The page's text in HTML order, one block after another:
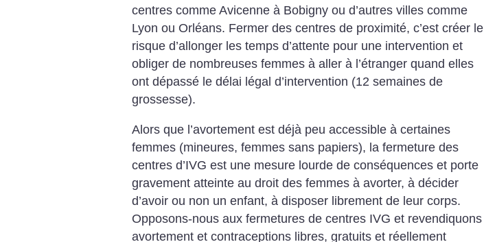
centres comme Avicenne à Bobigny ou d’autres villes comme
Lyon ou Orléans. Fermer des centres de proximité, c’est créer le
risque d’allonger les temps d’attente pour une intervention et
obliger de nombreuses femmes à aller à l’étranger quand elles
ont dépassé le délai légal d’intervention (12 semaines de
grossesse).
Alors que l’avortement est déjà peu accessible à certaines
femmes (mineures, femmes sans papiers), la fermeture des
centres d’IVG est une mesure lourde de conséquences et porte
gravement atteinte au droit des femmes à avorter, à décider
d’avoir ou non un enfant, à disposer librement de leur corps.
Opposons-nous aux fermetures de centres IVG et revendiquons
avortement et contraceptions libres, gratuits et réellement